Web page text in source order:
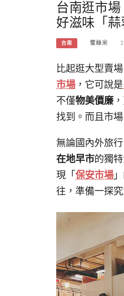
台南逛市
好滋味「蒜
台南 蜜絲米
比起逛大型賣
市場，它可說是
不僅物美價廉
找到。而且市
無論國內外旅
在地早市的獨
現「 保安市場
往，準備一探究